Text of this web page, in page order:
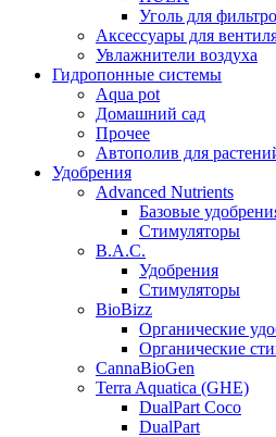
Уголь для
Аксессуары для
Увлажнители воздуха
Гидропонные системы
Aqua pot
Домашний сад
Прочее
Автополив для
Удобрения
Advanced Nutrients
Базовые
Стимуляторы
B.A.C.
Удобрения
Стимуляторы
BioBizz
Органические
Органические
CannaBioGen
Terra Aquatica (GHE)
DualPart Coco
DualPart